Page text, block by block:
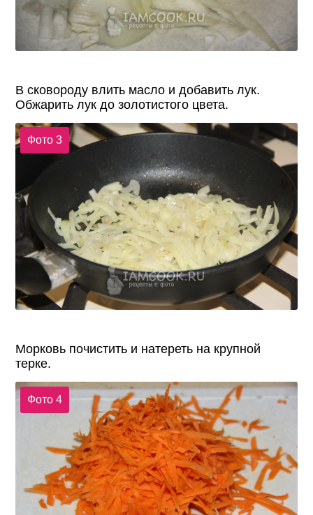
В сковороду влить масло и добавить лук.
Обжарить лук до золотистого цвета.
Фото 3
Морковь почистить и натереть на крупной
терке.
Фото 4